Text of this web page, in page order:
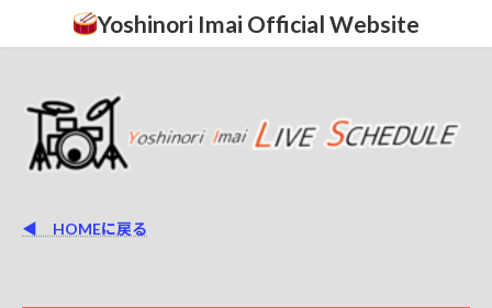
Yoshinori Imai Official Website
◀ HOMEに戻る